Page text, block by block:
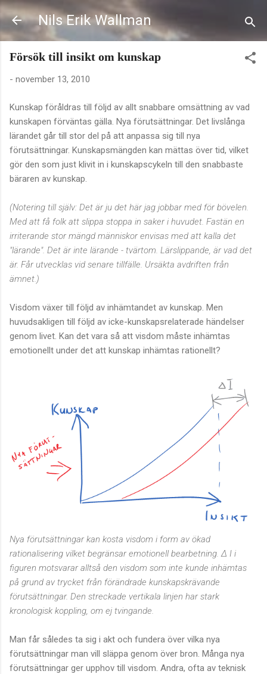
Fortsätt till huvudinnehåll
Nils Erik Wallman
Försök till insikt om kunskap
- november 13, 2010
Kunskap föråldras till följd av allt snabbare omsättning av vad
kunskapen förväntas gälla. Nya förutsättningar. Det livslånga
lärandet går till stor del på att anpassa sig till nya
förutsättningar. Kunskapsmängden kan mättas över tid, vilket
gör den som just klivit in i kunskapscykeln till den snabbaste
bäraren av kunskap.
(Notering till själv: Det är ju det här jag jobbar med för bövelen.
Med att få folk att slippa stoppa in saker i huvudet. Fastän en
irriterande stor mängd människor envisas med att kalla det
"lärande". Det är inte lärande - tvärtom. Lärslippande, är vad det
är. Får utvecklas vid senare tillfälle. Ursäkta avdriften från
ämnet.)
Visdom växer till följd av inhämtandet av kunskap. Men
huvudsakligen till följd av icke-kunskapsrelaterade händelser
genom livet. Kan det vara så att visdom måste inhämtas
emotionellt under det att kunskap inhämtas rationellt?
Nya förutsättningar kan kosta visdom i form av ökad
rationalisering vilket begränsar emotionell bearbetning. Δ I i
figuren motsvarar alltså den visdom som inte kunde inhämtas
på grund av trycket från förändrade kunskapskrävande
förutsättningar. Den streckade vertikala linjen har stark
kronologisk koppling, om ej tvingande.
Man får således ta sig i akt och fundera över vilka nya
förutsättningar man vill släppa genom över bron. Många nya
förutsättningar ger upphov till visdom. Andra, ofta av teknisk